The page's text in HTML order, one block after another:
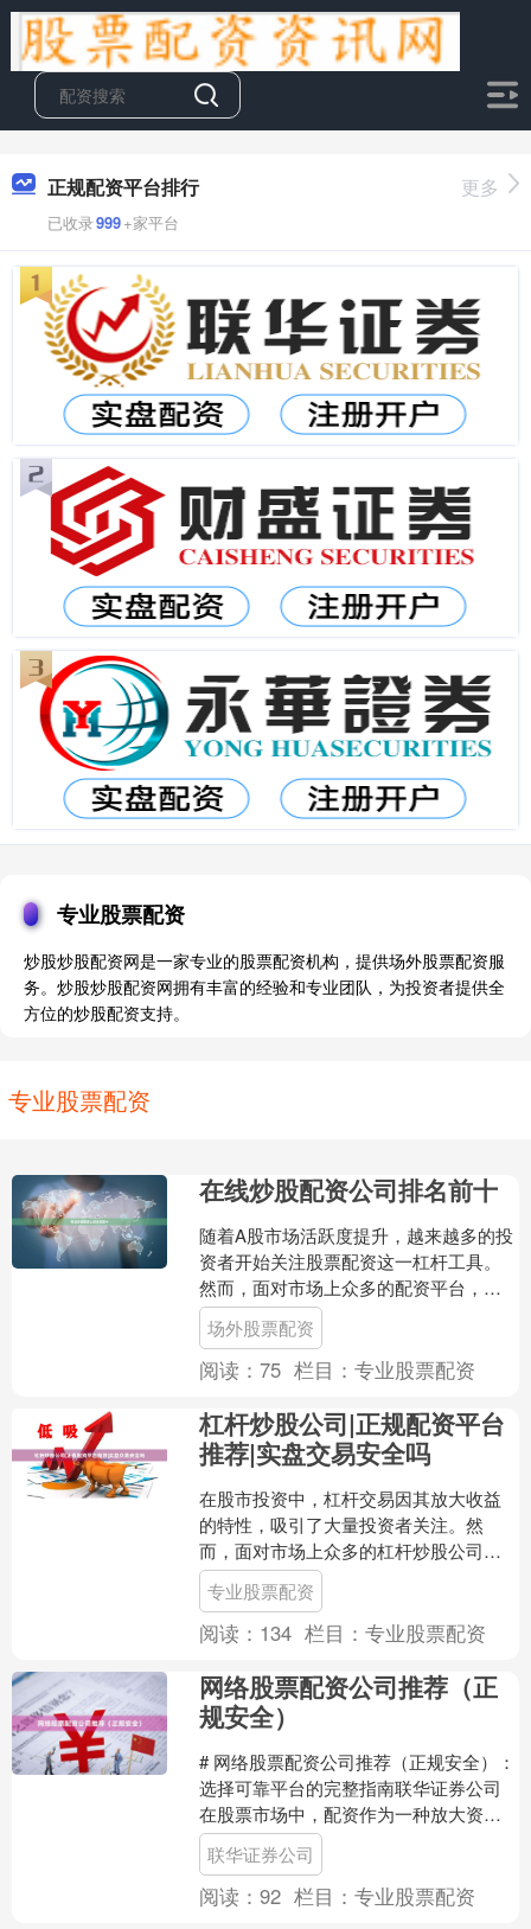
正规配资平台排行
已收录999+家平台
更多
专业股票配资
炒股炒股配资网是一家专业的股票配资机构，提供场外股票配资服
务。炒股炒股配资网拥有丰富的经验和专业团队，为投资者提供全
方位的炒股配资支持。
专业股票配资
在线炒股配资公司排名前十
随着A股市场活跃度提升，越来越多的投
资者开始关注股票配资这一杠杆工具。
然而，面对市场上众多的配资平台，如
何选择一家安全、合规、服务优质的配
资公司成为关键。本文将....
场外股票配资
阅读：75 栏目：专业股票配资
杠杆炒股公司|正规配资平台
推荐|实盘交易安全吗
在股市投资中，杠杆交易因其放大收益
的特性，吸引了大量投资者关注。然
而，面对市场上众多的杠杆炒股公司和
配资平台，如何选择正规平台、判断实
盘交易是否安全，成为投资者....
专业股票配资
阅读： 134 栏目：专业股票配资
网络股票配资公司推荐（正
规安全）
# 网络股票配资公司推荐（正规安全）：
选择可靠平台的完整指南联华证券公司
在股票市场中，配资作为一种放大资金
的方式，吸引了众多投资者的关注。然
而，面对网络上琳琅....
联华证券公司
阅读：92 栏目：专业股票配资